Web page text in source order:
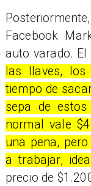
Facebook
auto varado.
las llaves,
tiempo de
sepa de
normal vale
una pena,
a trabajar,
precio de